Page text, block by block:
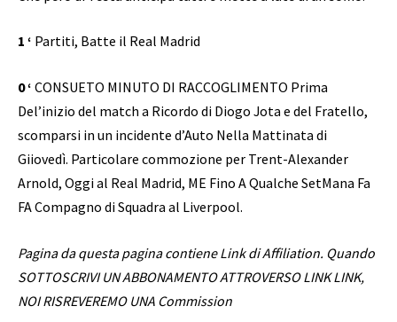
1 ‘ Partiti, Batte il Real Madrid
0 ‘ CONSUETO MINUTO DI RACCOGLIMENTO Prima
Del’inizio del match a Ricordo di Diogo Jota e del Fratello,
scomparsi in un incidente d’Auto Nella Mattinata di
Giiovedì. Particolare commozione per Trent-Alexander
Arnold, Oggi al Real Madrid, ME Fino A Qualche SetMana Fa
FA Compagno di Squadra al Liverpool.
Pagina da questa pagina contiene Link di Affiliation. Quando
SOTTOSCRIVI UN ABBONAMENTO ATTROVERSO LINK LINK,
NOI RISREVEREMO UNA Commission